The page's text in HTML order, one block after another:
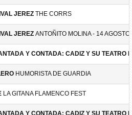
JEREZ THE CORRS
JEREZ ANTOÑITO MOLINA - 14 AGOSTO
Y CONTADA: CADIZ Y SU TEATRO
HUMORISTA DE GUARDIA
LA GITANA FLAMENCO FEST
Y CONTADA: CADIZ Y SU TEATRO